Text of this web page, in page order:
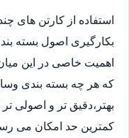
استفاده از کارتن های
بکارگیری اصول بسته
اهمیت خاصی در این
که هر چه بسته بندی
بهتر،دقیق تر و اصولی
کمترین حد امکان می